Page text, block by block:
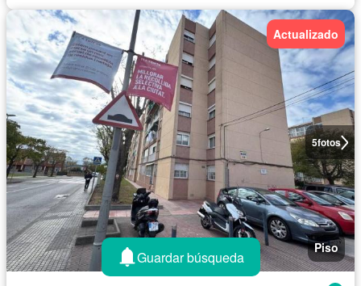
5fotos
Actualizado
Piso
Guardar búsqueda